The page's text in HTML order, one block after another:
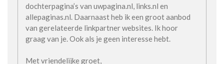
dochterpagina’s van uwpagina.nl, links.nl en
allepaginas.nl. Daarnaast heb ik een groot aanbod
van gerelateerde linkpartner websites. Ik hoor
graag van je. Ook als je geen interesse hebt.
Met vriendelijke groet,